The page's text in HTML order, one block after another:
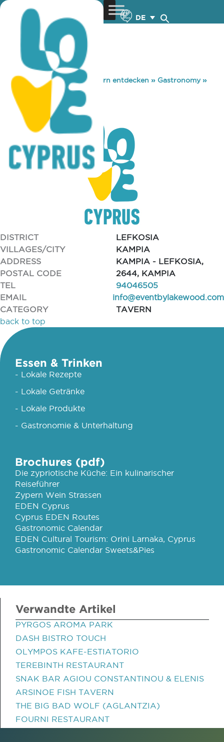
DE
You are here: Home »Zypern entdecken » Gastronomy»
LAKEWOOD
LAKEWOOD
DISTRICT
LEFKOSIA
VILLAGES/CITY
KAMPIA
ADDRESS
KAMPIA - LEFKOSIA,
POSTAL CODE
2644, KAMPIA
TEL
94046505
EMAIL
info@eventbylakewood.com
CATEGORY
TAVERN
back to top
Essen & Trinken
- Lokale Rezepte
- Lokale Getränke
- Lokale Produkte
- Gastronomie & Unterhaltung
Brochures (pdf)
Die zypriotische Küche: Ein kulinarischer
Reiseführer
Zypern Wein Strassen
EDEN Cyprus
Cyprus EDEN Routes
Gastronomic Calendar
EDEN Cultural Tourism: Orini Larnaka, Cyprus
Gastronomic Calendar Sweets&Pies
Verwandte Artikel
PYRGOS AROMA PARK
DASH BISTRO TOUCH
OLYMPOS KAFE-ESTIATORIO
TEREBINTH RESTAURANT
SNAK BAR AGIOU CONSTANTINOU & ELENIS
ARSINOE FISH TAVERN
THE BIG BAD WOLF (AGLANTZIA)
FOURNI RESTAURANT